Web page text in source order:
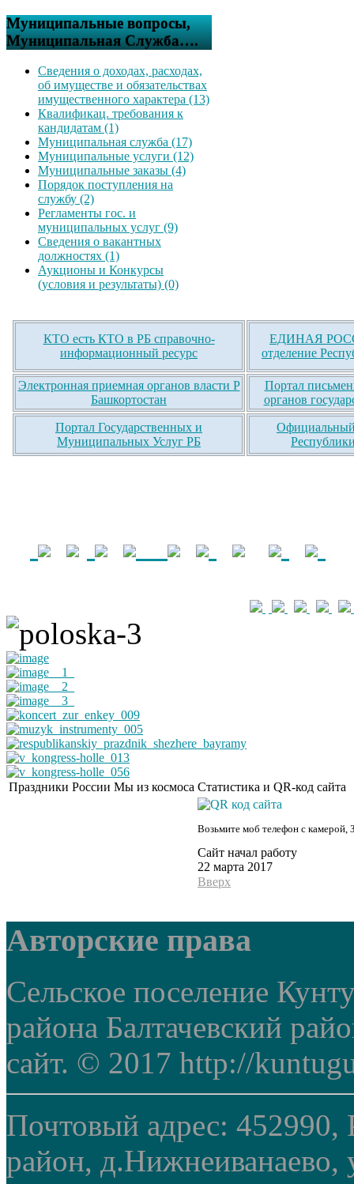
Муниципальные вопросы,
Муниципальная Служба….
Сведения о доходах, расходах,
об имуществе и обязательствах
имущественного характера (13)
Квалификац. требования к
кандидатам (1)
Муниципальная служба (17)
Муниципальные услуги (12)
Муниципальные заказы (4)
Порядок поступления на
службу (2)
Регламенты гос. и
муниципальных услуг (9)
Сведения о вакантных
должностях (1)
Аукционы и Конкурсы
(условия и результаты) (0)
КТО есть КТО в РБ справочно-
информационный ресурс
ЕДИНАЯ
отделение
Электронная приемная органов власти Р
Башкортостан
Портал
органов
Портал Государственных и
Муниципальных Услуг РБ
Официальный
Праздники России Мы из космоса Статистика и QR-код сайта
Возьмите моб телефон с камерой,
Сайт начал работу
22 марта 2017
Вверх
Авторские права
Сельское поселение
района Балтачевский
сайт. © 2017 http://
Почтовый адрес: 452990,
район, д.Нижнеиванаево,